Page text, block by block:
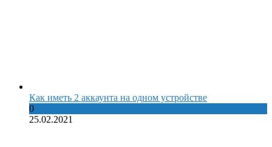
Как иметь 2 аккаунта на одном устройстве
0
25.02.2021